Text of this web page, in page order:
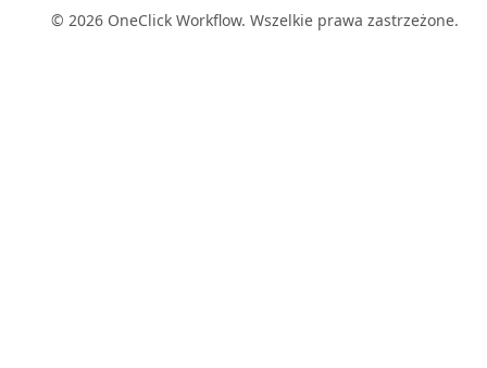
© 2026 OneClick Workflow. Wszelkie prawa zastrzeżone.